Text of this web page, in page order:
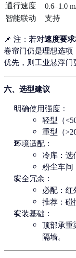
通行速度 0.6–1.0
智能联动
支持
📌 注：若对速度要
卷帘门仍是理想选项
优先，则工业悬浮门
六、选型建议
明确使用强度：
轻型（
重型（
环境适配：
冷库：选
粉尘车间
安全冗余 ：
必配：红
推荐：碰
安装基础 ：
顶部承重
隔墙。